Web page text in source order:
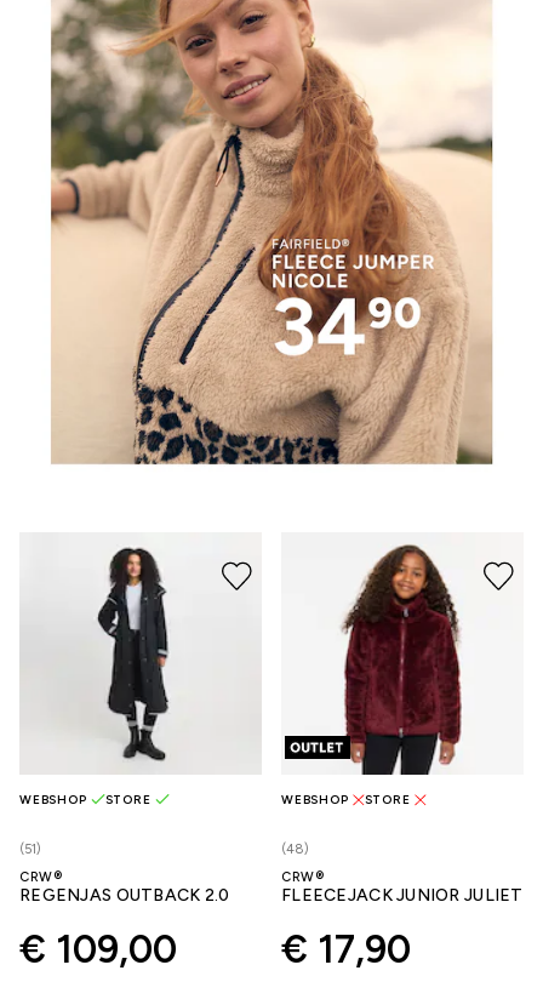
(51)
WEBSHOP STORE
CRW®
REGENJAS OUTBACK 2.0
€ 109,00
(48)
WEBSHOP STORE
CRW®
FLEECEJACK JUNIOR JULIET
€ 17,90